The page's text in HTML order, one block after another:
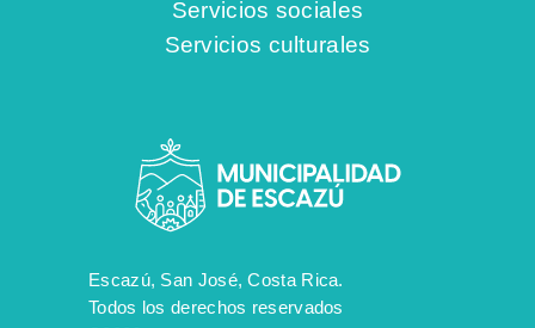
Servicios sociales
Servicios culturales
Escazú, San José, Costa Rica.
Todos los derechos reservados